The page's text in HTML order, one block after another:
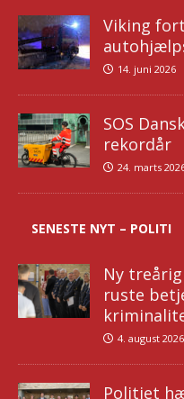
Viking
14. juni 2026
SOS
rekordår
24. marts
SENESTE NYT – POLITI
Ny
ruste
4. august 2026
Politiet